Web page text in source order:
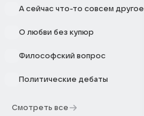
А сейчас что-то совсем другое
О любви без купюр
Философский вопрос
Политические дебаты
Смотреть все